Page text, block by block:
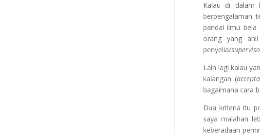
Kalau di dalam
berpengalaman
pandai ilmu bela
orang yang
penyelia/
Lain lagi kalau
kalangan (
bagaimana cara
Dua kriteria itu
saya malahan
keberadaan